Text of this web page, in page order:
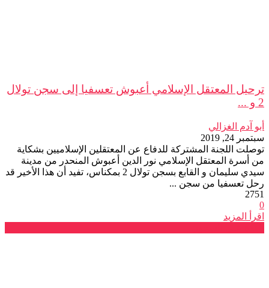
ترحيل المعتقل الإسلامي أعبوش تعسفيا إلى سجن تولال
2 و ...
أبو آدم الغزالي
سبتمبر 24, 2019
توصلت اللجنة المشتركة للدفاع عن المعتقلين الإسلاميين بشكاية
من أسرة المعتقل الإسلامي نور الدين أعبوش المنحدر من مدينة
سيدي سليمان و القابع بسجن تولال 2 بمكناس، تفيد أن هذا الأخير قد
رحل تعسفيا من سجن ...
2751
0
اقرأ المزيد